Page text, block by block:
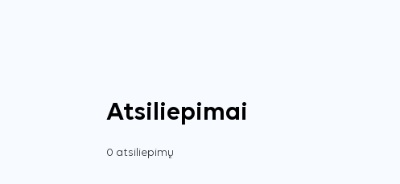
Atsiliepimai
0 atsiliepimų